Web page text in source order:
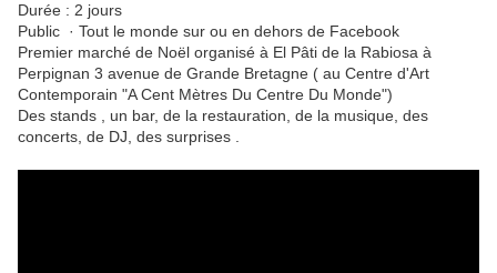
Durée : 2 jours
Public · Tout le monde sur ou en dehors de Facebook
Premier marché de Noël organisé à El Pâti de la Rabiosa à
Perpignan 3 avenue de Grande Bretagne ( au Centre d'Art
Contemporain "A Cent Mètres Du Centre Du Monde")
Des stands , un bar, de la restauration, de la musique, des
concerts, de DJ, des surprises .